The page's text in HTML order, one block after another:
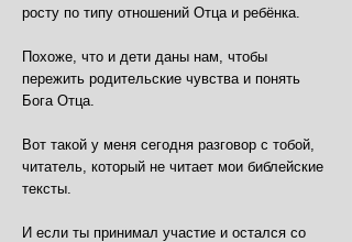
росту по типу отношений Отца и ребёнка.
Похоже, что и дети даны нам, чтобы
пережить родительские чувства и понять
Бога Отца.
Вот такой у меня сегодня разговор с тобой,
читатель, который не читает мои библейские
тексты.
И если ты принимал участие и остался со